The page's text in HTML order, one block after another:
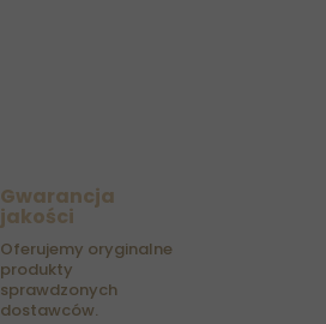
Gwarancja
jakości
Oferujemy oryginalne
produkty
sprawdzonych
dostawców.